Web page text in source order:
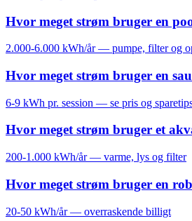
Hvor meget strøm bruger en
2.000-6.000 kWh/år — pumpe, filter og
Hvor meget strøm bruger en
6-9 kWh pr. session — se pris og
Hvor meget strøm bruger et
200-1.000 kWh/år — varme, lys og filter
Hvor meget strøm bruger en
20-50 kWh/år — overraskende billigt